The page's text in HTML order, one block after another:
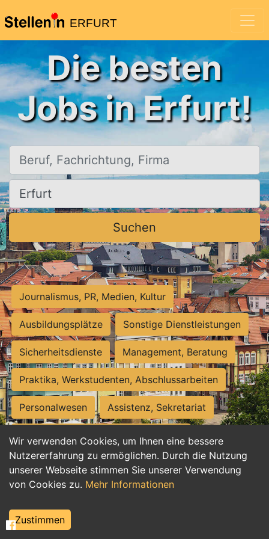
ERFURT
Wir verwenden Cookies, um Ihnen eine bessere
Nutzererfahrung zu ermöglichen. Durch die Nutzung
unserer Webseite stimmen Sie unserer Verwendung
von Cookies zu. Mehr Informationen
Zustimmen
Die besten
Jobs in Erfurt!
Beruf, Fachrichtung, Firma
Ort, Stadt
Suchen
Journalismus, PR, Medien, Kultur
Ausbildungsplätze Sonstige Dienstleistungen
Sicherheitsdienste Management, Beratung
Praktika, Werkstudenten, Abschlussarbeiten
Personalwesen Assistenz, Sekretariat
Hilfskräfte, Aushilfs- und Nebenjobs
Einkauf, Logistik, Materialwirtschaft
Weiterbildung, Studium, duale Ausbildung
Tourismus